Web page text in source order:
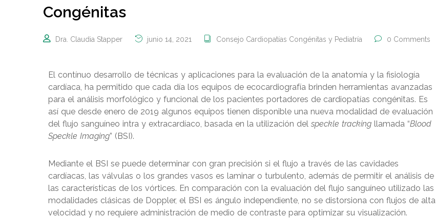
Congénitas
Dra. Claudia Stapper junio 14, 2021 Consejo Cardiopatías Congénitas y Pediatría 0 Comments
El contínuo desarrollo de técnicas y aplicaciones para la evaluación de la anatomía y la fisiología
cardíaca, ha permitido que cada día los equipos de ecocardiografía brinden herramientas avanzadas
para el análisis morfológico y funcional de los pacientes portadores de cardiopatías congénitas. Es
así que desde enero de 2019 algunos equipos tienen disponible una nueva modalidad de evaluación
del flujo sanguíneo intra y extracardíaco, basada en la utilización del speckle tracking llamada “Blood
Speckle Imaging” (BSI).
Mediante el BSI se puede determinar con gran precisión si el flujo a través de las cavidades
cardíacas, las válvulas o los grandes vasos es laminar o turbulento, además de permitir el análisis de
las características de los vórtices. En comparación con la evaluación del flujo sanguíneo utilizado las
modalidades clásicas de Doppler, el BSI es ángulo independiente, no se distorsiona con flujos de alta
velocidad y no requiere administración de medio de contraste para optimizar su visualización.